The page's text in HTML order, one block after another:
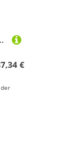
Umhängetasche Yoga Gym Sport Rucksack(Black)
€